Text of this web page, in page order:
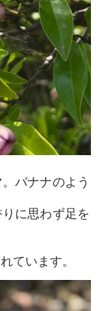
バナナのよう
に思わず足を
ています。